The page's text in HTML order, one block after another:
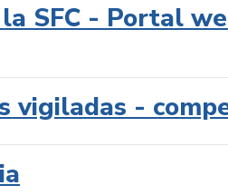
SFC - Portal
vigiladas -